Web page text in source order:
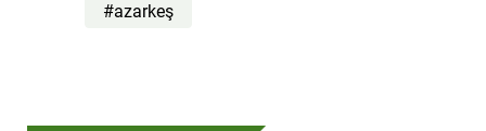
#azarkeş